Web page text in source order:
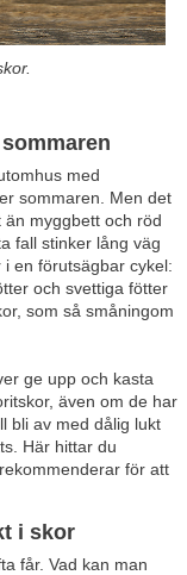
med
sommaren. Men det
myggbett och röd
fall stinker lång väg
en förutsägbar cykel:
och svettiga fötter
som så småningom
ge upp och kasta
även om de har
bli av med dålig lukt
Här hittar du
för att
i skor
får. Vad kan man